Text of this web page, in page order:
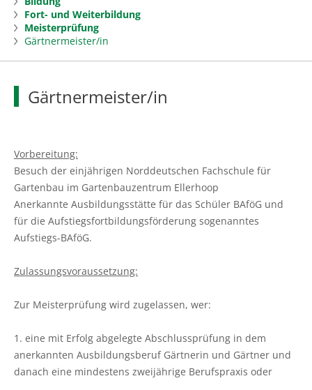
Beratung
Ansprechpartner finden
Beratung Sammelantragsverfahren, Cross
Compliance
Unternehmensberatung
Unternehmensführung
Coaching für Unternehmerinnen
Beratung Digitalisierung
Beratung in Einkommenskombinationen
Beratung zur Hofübergabe
Landwirtschaft
Pflanzenschutzdienst
Ackerkulturen von Ackerbohnen bis
Zwischenfrüchte
Futter- und Substratkonservierung
Tier
Ökologischer Landbau
Umwelt- und Gewässerschutz
Zuständige Bezirksförster
Beratung und Betreuung
Förderung
Aus- und Weiterbildung
Wald- und Naturschutz
Ökokonto
Planung und Gutachten
Fischerei
Aktuelles in der Fischerei
Küstenfischerei und Kleine Hochseefischerei
Aquakultur und Binnenfischerei
Technische Kreislaufanlagen
Aus-, Fort- und Weiterbildung
Gartenbau
Aktuelles Gartenbau
Aktuelles aus dem Kompetenzzentrum
Baumschule
Weihnachtsbaumkulturen
Zierpflanzenbau
Bildung
Bildung aktuell
Grüne Berufe
Ausbildungsplätze
Ausbildungsberatung
Fort- und Weiterbildung
Landleben
Land erleben & genießen
Gütezeichen Schleswig-Holstein
Einkaufen beim Erzeuger
Haus- und Kleingarten
Fort- und Weiterbildung
Meisterprüfung
Gärtnermeister/in
Gärtnermeister/in
Vorbereitung:
Besuch der einjährigen Norddeutschen Fachschule für
Gartenbau im Gartenbauzentrum Ellerhoop
Anerkannte Ausbildungsstätte für das Schüler BAföG und
für die Aufstiegsfortbildungsförderung sogenanntes
Aufstiegs-BAföG.
Zulassungsvoraussetzung:
Zur Meisterprüfung wird zugelassen, wer:
1. eine mit Erfolg abgelegte Abschlussprüfung in dem
anerkannten Ausbildungsberuf Gärtnerin und Gärtner und
danach eine mindestens zweijährige Berufspraxis oder